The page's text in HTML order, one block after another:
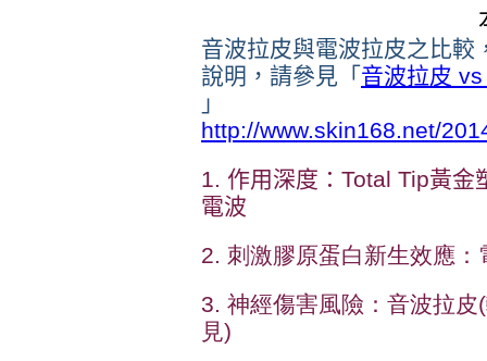
音波拉皮與電波拉皮之比較
說明，請參見「 音波拉皮
」
http://www.skin168.net/
1. 作用深度：Total Tip黃金
電波
2. 刺激膠原蛋白新生效應
3. 神經傷害風險：音波拉
見)